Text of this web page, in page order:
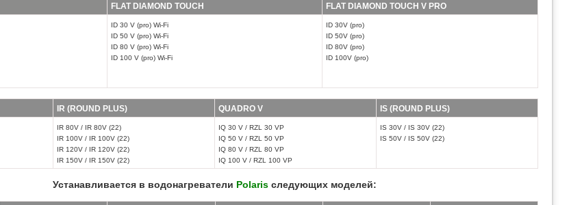
FLAT DIAMOND TOUCH FLAT DIAMOND TOUCH V PRO
ID 30 V (pro) Wi-Fi
ID 50 V (pro) Wi-Fi
ID 80 V (pro) Wi-Fi
ID 100 V (pro) Wi-Fi
ID 30V (pro)
ID 50V (pro)
ID 80V (pro)
ID 100V (pro)
IR (ROUND PLUS) QUADRO V IS (ROUND PLUS)
IR 80V / IR 80V (22)
IR 100V / IR 100V (22)
IR 120V / IR 120V (22)
IR 150V / IR 150V (22)
IQ 30 V / RZL 30 VP
IQ 50 V / RZL 50 VP
IQ 80 V / RZL 80 VP
IQ 100 V / RZL 100 VP
IS 30V / IS 30V (22)
IS 50V / IS 50V (22)
Устанавливается в водонагреватели Polarisследующих моделей: